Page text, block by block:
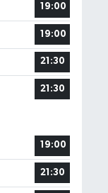
19:00
19:00
21:30
21:30
19:00
21:30